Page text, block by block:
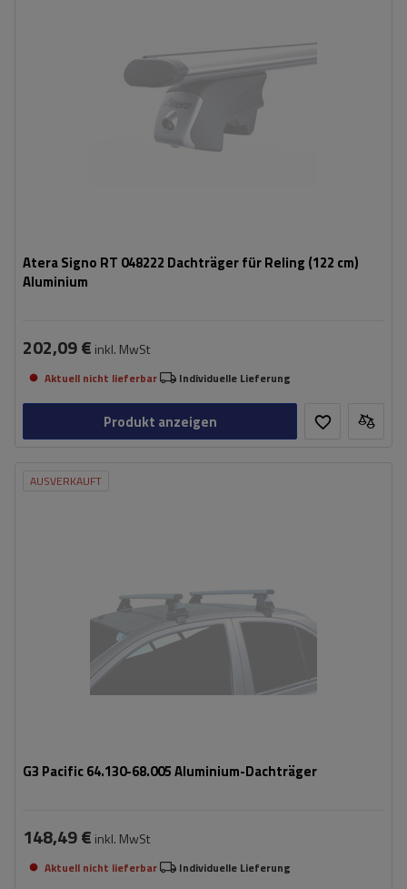
Atera Signo RT 048222 Dachträger für Reling (122 cm)
Aluminium
202,09 € inkl. MwSt
Aktuell nicht lieferbar Individuelle Lieferung
Produkt anzeigen
AUSVERKAUFT
G3 Pacific 64.130-68.005 Aluminium-Dachträger
148,49 € inkl. MwSt
Aktuell nicht lieferbar Individuelle Lieferung